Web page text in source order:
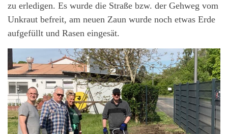
zu erledigen. Es wurde die Straße bzw. der Gehweg vom
Unkraut befreit, am neuen Zaun wurde noch etwas Erde
aufgefüllt und Rasen eingesät.